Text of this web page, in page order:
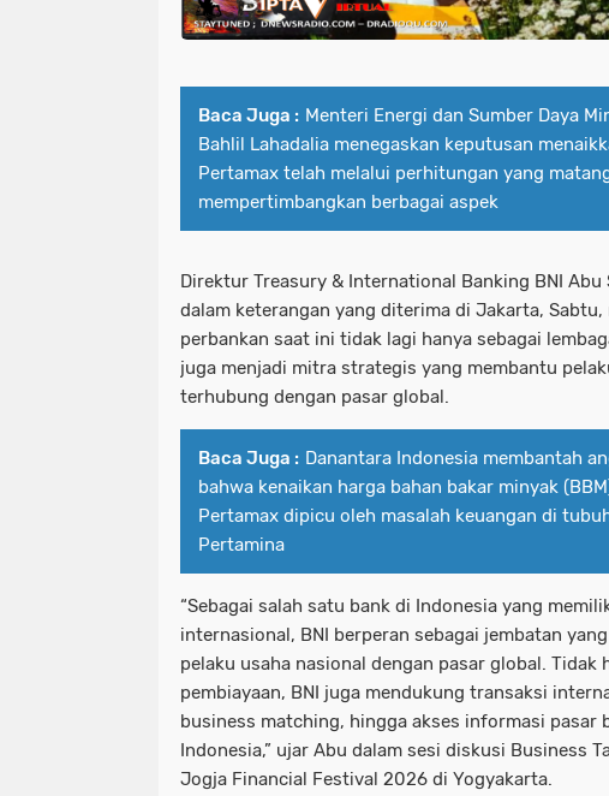
Baca Juga : Menteri Energi dan Sumber Daya
Bahlil Lahadalia menegaskan keputusan
Pertamax telah melalui perhitungan yang
mempertimbangkan berbagai aspek
Direktur Treasury & International Banking BNI Abu
dalam keterangan yang diterima di Jakarta, Sabtu,
perbankan saat ini tidak lagi hanya sebagai
juga menjadi mitra strategis yang membantu
terhubung dengan pasar global.
Baca Juga : Danantara Indonesia membantah
bahwa kenaikan harga bahan bakar minyak
Pertamax dipicu oleh masalah keuangan di
Pertamina
“Sebagai salah satu bank di Indonesia yang
internasional, BNI berperan sebagai jembatan
pelaku usaha nasional dengan pasar global. Tidak
pembiayaan, BNI juga mendukung transaksi
business matching, hingga akses informasi pasar
Indonesia,” ujar Abu dalam sesi diskusi Business
Jogja Financial Festival 2026 di Yogyakarta.